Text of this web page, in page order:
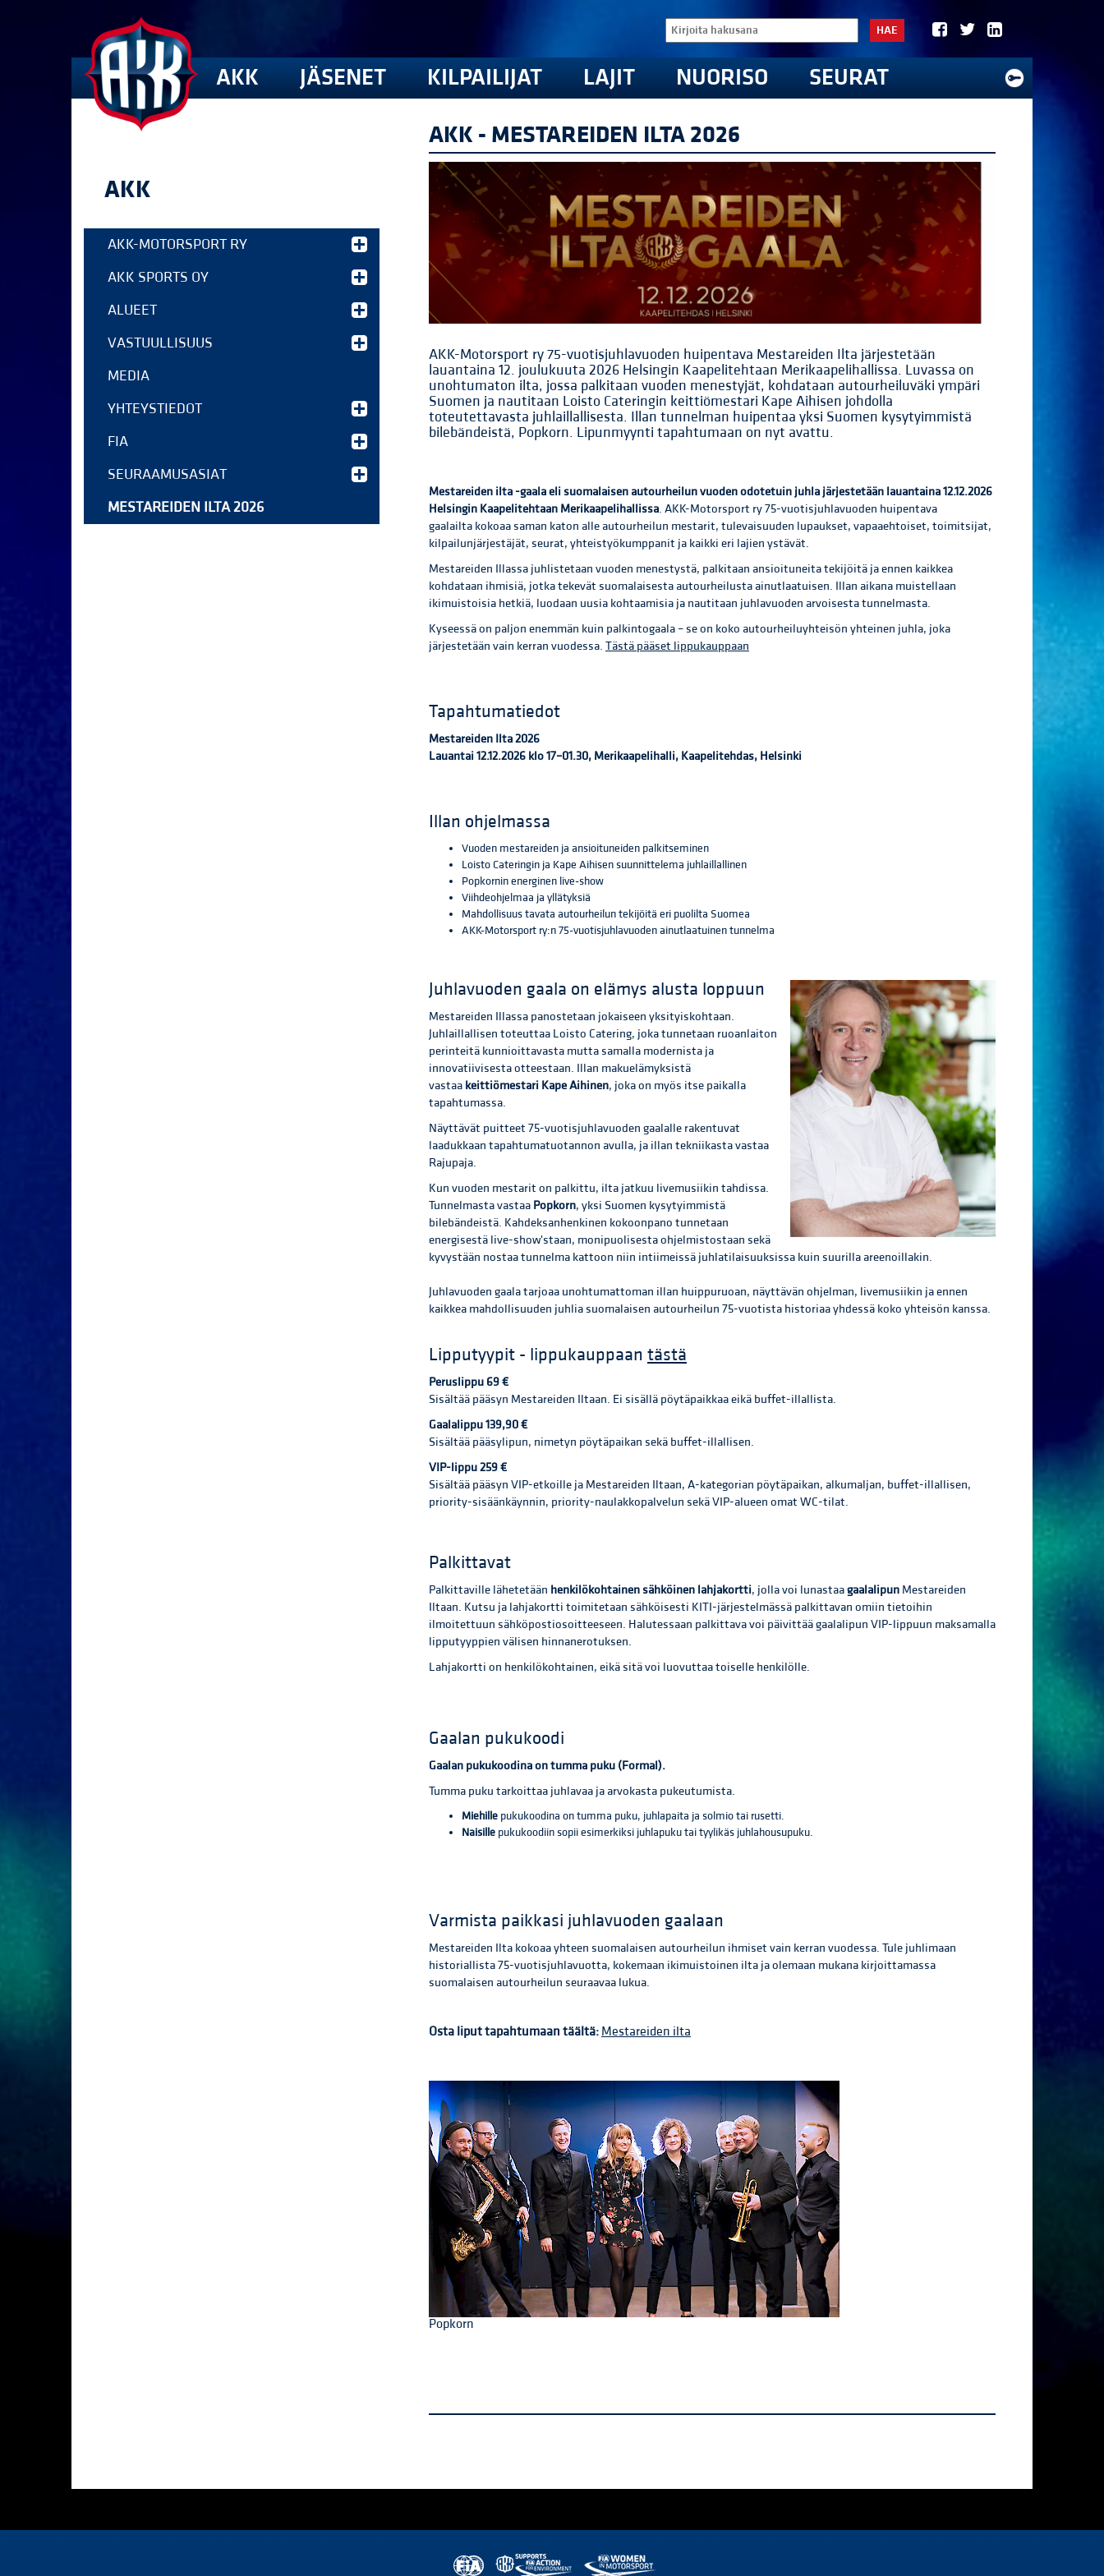
HAE
AKK JÄSENET KILPAILIJAT LAJIT NUORISO SEURAT
AKK
AKK-MOTORSPORT RY
AKK SPORTS OY
ALUEET
VASTUULLISUUS
MEDIA
YHTEYSTIEDOT
FIA
SEURAAMUSASIAT
MESTAREIDEN ILTA 2026
AKK - MESTAREIDEN ILTA 2026
AKK-Motorsport ry 75-vuotisjuhlavuoden huipentava Mestareiden Ilta järjestetään
lauantaina 12. joulukuuta 2026 Helsingin Kaapelitehtaan Merikaapelihallissa. Luvassa on
unohtumaton ilta, jossa palkitaan vuoden menestyjät, kohdataan autourheiluväki ympäri
Suomen ja nautitaan Loisto Cateringin keittiömestari Kape Aihisen johdolla
toteutettavasta juhlaillallisesta. Illan tunnelman huipentaa yksi Suomen kysytyimmistä
bilebändeistä, Popkorn. Lipunmyynti tapahtumaan on nyt avattu.
Mestareiden ilta -gaala eli suomalaisen autourheilun vuoden odotetuin juhla järjestetään lauantaina 12.12.2026
Helsingin Kaapelitehtaan Merikaapelihallissa. AKK-Motorsport ry 75-vuotisjuhlavuoden huipentava
gaalailta kokoaa saman katon alle autourheilun mestarit, tulevaisuuden lupaukset, vapaaehtoiset, toimitsijat,
kilpailunjärjestäjät, seurat, yhteistyökumppanit ja kaikki eri lajien ystävät.
Mestareiden Illassa juhlistetaan vuoden menestystä, palkitaan ansioituneita tekijöitä ja ennen kaikkea
kohdataan ihmisiä, jotka tekevät suomalaisesta autourheilusta ainutlaatuisen. Illan aikana muistellaan
ikimuistoisia hetkiä, luodaan uusia kohtaamisia ja nautitaan juhlavuoden arvoisesta tunnelmasta.
Kyseessä on paljon enemmän kuin palkintogaala – se on koko autourheiluyhteisön yhteinen juhla, joka
järjestetään vain kerran vuodessa. Tästä pääset lippukauppaan
Tapahtumatiedot
Mestareiden Ilta 2026
Lauantai 12.12.2026 klo 17–01.30, Merikaapelihalli, Kaapelitehdas, Helsinki
Illan ohjelmassa
Vuoden mestareiden ja ansioituneiden palkitseminen
Loisto Cateringin ja Kape Aihisen suunnittelema juhlaillallinen
Popkornin energinen live-show
Viihdeohjelmaa ja yllätyksiä
Mahdollisuus tavata autourheilun tekijöitä eri puolilta Suomea
AKK-Motorsport ry:n 75-vuotisjuhlavuoden ainutlaatuinen tunnelma
Juhlavuoden gaala on elämys alusta loppuun
Mestareiden Illassa panostetaan jokaiseen yksityiskohtaan.
Juhlaillallisen toteuttaa Loisto Catering, joka tunnetaan ruoanlaiton
perinteitä kunnioittavasta mutta samalla modernista ja
innovatiivisesta otteestaan. Illan makuelämyksistä
vastaa keittiömestari Kape Aihinen, joka on myös itse paikalla
tapahtumassa.
Näyttävät puitteet 75-vuotisjuhlavuoden gaalalle rakentuvat
laadukkaan tapahtumatuotannon avulla, ja illan tekniikasta vastaa
Rajupaja.
Kun vuoden mestarit on palkittu, ilta jatkuu livemusiikin tahdissa.
Tunnelmasta vastaa Popkorn, yksi Suomen kysytyimmistä
bilebändeistä. Kahdeksanhenkinen kokoonpano tunnetaan
energisestä live-show'staan, monipuolisesta ohjelmistostaan sekä
kyvystään nostaa tunnelma kattoon niin intiimeissä juhlatilaisuuksissa kuin suurilla areenoillakin.
Juhlavuoden gaala tarjoaa unohtumattoman illan huippuruoan, näyttävän ohjelman, livemusiikin ja ennen
kaikkea mahdollisuuden juhlia suomalaisen autourheilun 75-vuotista historiaa yhdessä koko yhteisön kanssa.
Lipputyypit - lippukauppaan tästä
Peruslippu 69 €
Sisältää pääsyn Mestareiden Iltaan. Ei sisällä pöytäpaikkaa eikä buffet-illallista.
Gaalalippu 139,90 €
Sisältää pääsylipun, nimetyn pöytäpaikan sekä buffet-illallisen.
VIP-lippu 259 €
Sisältää pääsyn VIP-etkoille ja Mestareiden Iltaan, A-kategorian pöytäpaikan, alkumaljan, buffet-illallisen,
priority-sisäänkäynnin, priority-naulakkopalvelun sekä VIP-alueen omat WC-tilat.
Palkittavat
Palkittaville lähetetään henkilökohtainen sähköinen lahjakortti, jolla voi lunastaagaalalipun Mestareiden
Iltaan. Kutsu ja lahjakortti toimitetaan sähköisesti KITI-järjestelmässä palkittavan omiin tietoihin
ilmoitettuun sähköpostiosoitteeseen. Halutessaan palkittava voi päivittää gaalalipun VIP-lippuun maksamalla
lipputyyppien välisen hinnanerotuksen.
Lahjakortti on henkilökohtainen, eikä sitä voi luovuttaa toiselle henkilölle.
Gaalan pukukoodi
Gaalan pukukoodina on tumma puku (Formal).
Tumma puku tarkoittaa juhlavaa ja arvokasta pukeutumista.
Miehille pukukoodina on tumma puku, juhlapaita ja solmio tai rusetti.
Naisille pukukoodiin sopii esimerkiksi juhlapuku tai tyylikäs juhlahousupuku.
Varmista paikkasi juhlavuoden gaalaan
Mestareiden Ilta kokoaa yhteen suomalaisen autourheilun ihmiset vain kerran vuodessa. Tule juhlimaan
historiallista 75-vuotisjuhlavuotta, kokemaan ikimuistoinen ilta ja olemaan mukana kirjoittamassa
suomalaisen autourheilun seuraavaa lukua.
Osta liput tapahtumaan täältä: Mestareiden ilta
Popkorn